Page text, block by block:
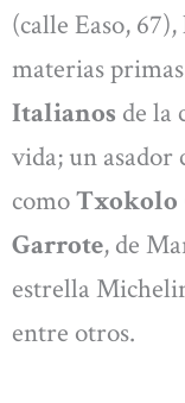
(calle Easo,
materias
Italianos de la
vida; un asador
comoTxokolo
Garrote, de
estrella
entre otros.